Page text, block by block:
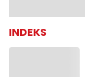
INDEKS